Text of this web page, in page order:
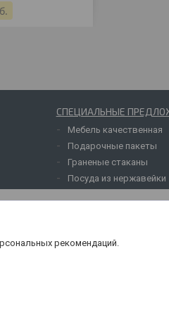
СПЕЦИАЛЬНЫЕ
Мебель качественная
Подарочные пакеты
Граненые стаканы
Посуда из нержавейки
рекомендаций.